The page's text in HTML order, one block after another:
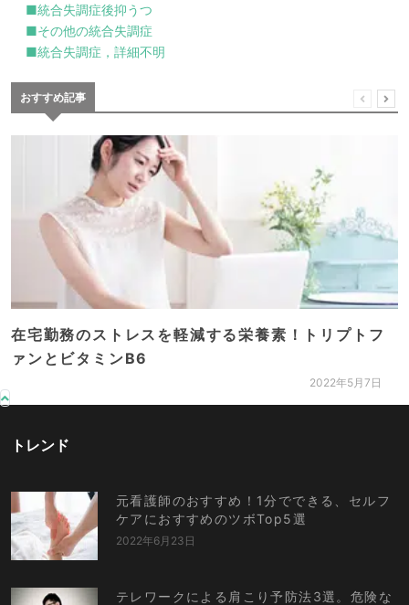
■統合失調症後抑うつ
■その他の統合失調症
■統合失調症，詳細不明
おすすめ記事
在宅勤務のストレスを軽減する栄養素！トリプトフ
ァンとビタミンB6
2022年5月7日
トレンド
元看護師のおすすめ！1分でできる、セルフ
ケアにおすすめのツボTop5選
2022年6月23日
テレワークによる肩こり予防法3選。危険な